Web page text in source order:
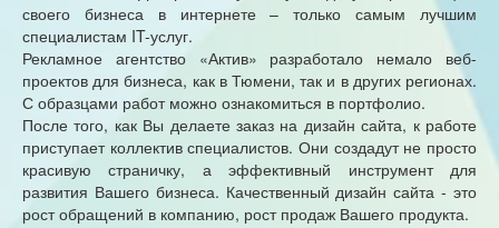
своего бизнеса в интернете – только самым лучшим
специалистам IT-услуг.
Рекламное агентство «Актив» разработало немало веб-
проектов для бизнеса, как в Тюмени, так и в других регионах.
С образцами работ можно ознакомиться в портфолио.
После того, как Вы делаете заказ на дизайн сайта, к работе
приступает коллектив специалистов. Они создадут не просто
красивую страничку, а эффективный инструмент для
развития Вашего бизнеса. Качественный дизайн сайта - это
рост обращений в компанию, рост продаж Вашего продукта.